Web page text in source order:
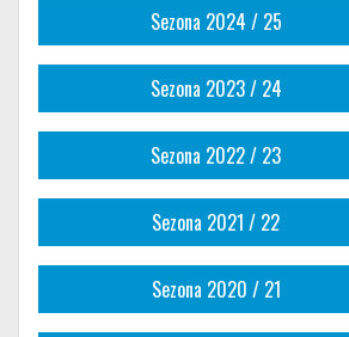
Sezona 2024 / 25
Sezona 2023 / 24
Sezona 2022 / 23
Sezona 2021 / 22
Sezona 2020 / 21